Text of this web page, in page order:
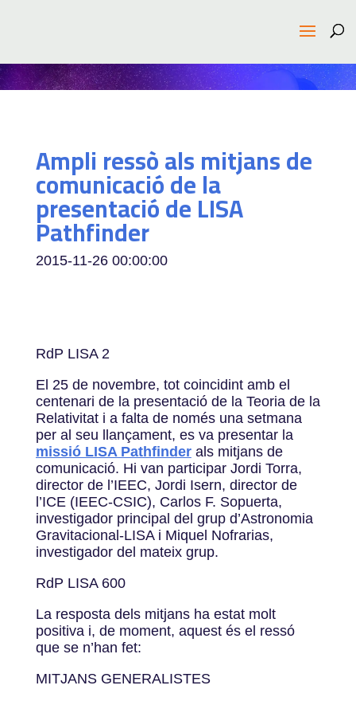
Ampli ressò als mitjans de
comunicació de la
presentació de LISA
Pathfinder
2015-11-26 00:00:00
RdP LISA 2
El 25 de novembre, tot coincidint amb el
centenari de la presentació de la Teoria de la
Relativitat i a falta de només una setmana
per al seu llançament, es va presentar la
missió LISA Pathfinderals mitjans de
comunicació. Hi van participar Jordi Torra,
director de l’IEEC, Jordi Isern, director de
l’ICE (IEEC-CSIC), Carlos F. Sopuerta,
investigador principal del grup d’Astronomia
Gravitacional-LISA i Miquel Nofrarias,
investigador del mateix grup.
RdP LISA 600
La resposta dels mitjans ha estat molt
positiva i, de moment, aquest és el ressó
que se n’han fet:
MITJANS GENERALISTES